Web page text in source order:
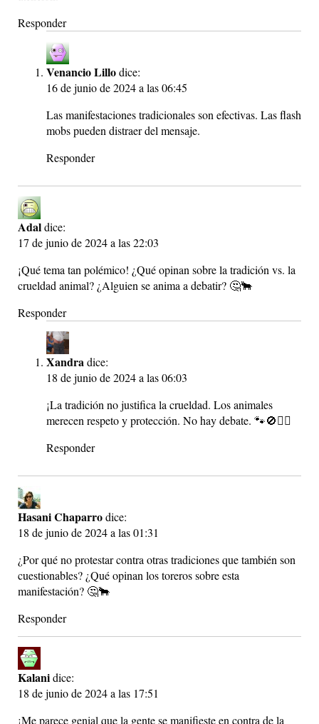
Responder
Venancio Lillodice:
16 de junio de 2024 a las 06:45
Las manifestaciones tradicionales son efectivas. Las flash
mobs pueden distraer del mensaje.
Responder
Adaldice:
17 de junio de 2024 a las 22:03
¡Qué tema tan polémico! ¿Qué opinan sobre la tradición vs. la
crueldad animal? ¿Alguien se anima a debatir? 🤔🐂
Responder
Xandradice:
18 de junio de 2024 a las 06:03
¡La tradición no justifica la crueldad. Los animales
merecen respeto y protección. No hay debate. 🐾🚫🤷‍♂️
Responder
Hasani Chaparrodice:
18 de junio de 2024 a las 01:31
¿Por qué no protestar contra otras tradiciones que también son
cuestionables? ¿Qué opinan los toreros sobre esta
manifestación? 🤔🐂
Responder
Kalanidice:
18 de junio de 2024 a las 17:51
¡Me parece genial que la gente se manifieste en contra de la